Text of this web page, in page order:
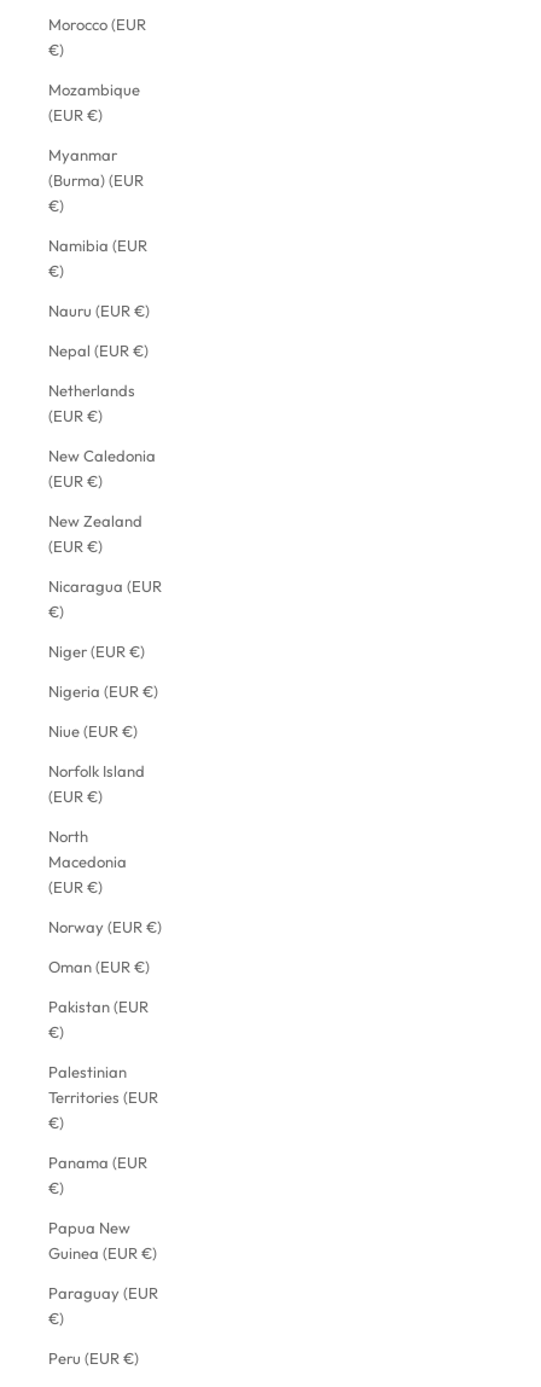
Morocco (EUR
€)
Mozambique
(EUR €)
Myanmar
(Burma) (EUR
€)
Namibia (EUR
€)
Nauru (EUR €)
Nepal (EUR €)
Netherlands
(EUR €)
New Caledonia
(EUR €)
New Zealand
(EUR €)
Nicaragua (EUR
€)
Niger (EUR €)
Nigeria (EUR €)
Niue (EUR €)
Norfolk Island
(EUR €)
North
Macedonia
(EUR €)
Norway (EUR €)
Oman (EUR €)
Pakistan (EUR
€)
Palestinian
Territories (EUR
€)
Panama (EUR
€)
Papua New
Guinea (EUR €)
Paraguay (EUR
€)
Peru (EUR €)